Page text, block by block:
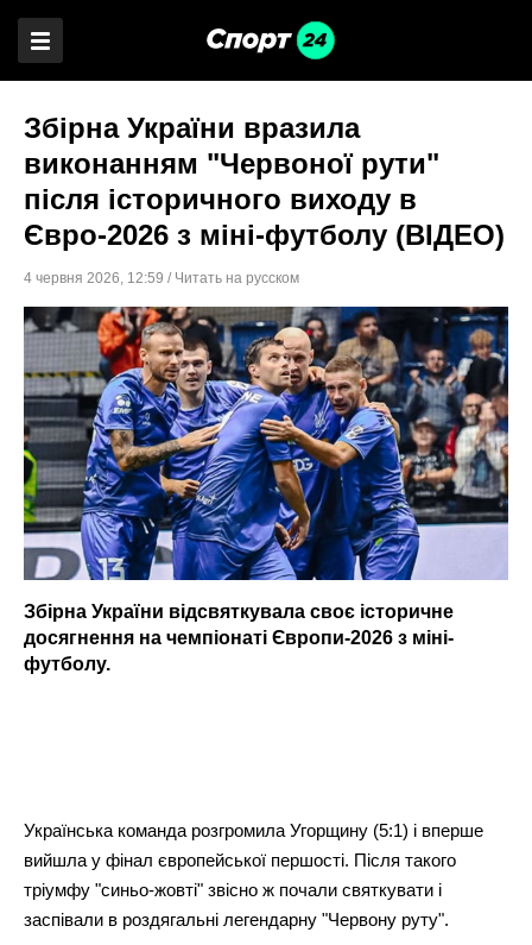
Збірна України вразила
виконанням "Червоної рути"
після історичного виходу в
Євро-2026 з міні-футболу (ВІДЕО)
4 червня 2026, 12:59 / Читать на русском
Збірна України відсвяткувала своє історичне
досягнення на чемпіонаті Європи-2026 з міні-
футболу.
Українська команда розгромила Угорщину (5:1) і вперше
вийшла у фінал європейської першості. Після такого
тріумфу "синьо-жовті" звісно ж почали святкувати і
заспівали в роздягальні легендарну "Червону руту".